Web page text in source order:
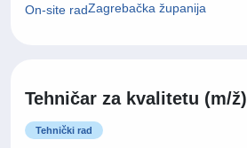
On-site radZagrebačka županija
Tehničar za kvalitetu (m/ž)
Tehnički rad